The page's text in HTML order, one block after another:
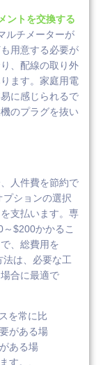
ントを交換する
ルチメーターが
用意する必要が
、配線の取り外
ます。家庭用電
に感じられるで
のプラグを抜い
人件費を節約で
プションの選択
支払います。専
$200かかるこ
、総費用を
は、必要な工
合に最適で
を常に比
がある場
ある場
す。.